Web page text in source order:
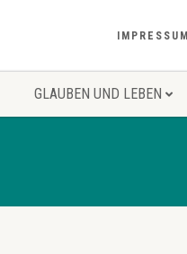
IMPRESSUM
GLAUBEN UND LEBEN